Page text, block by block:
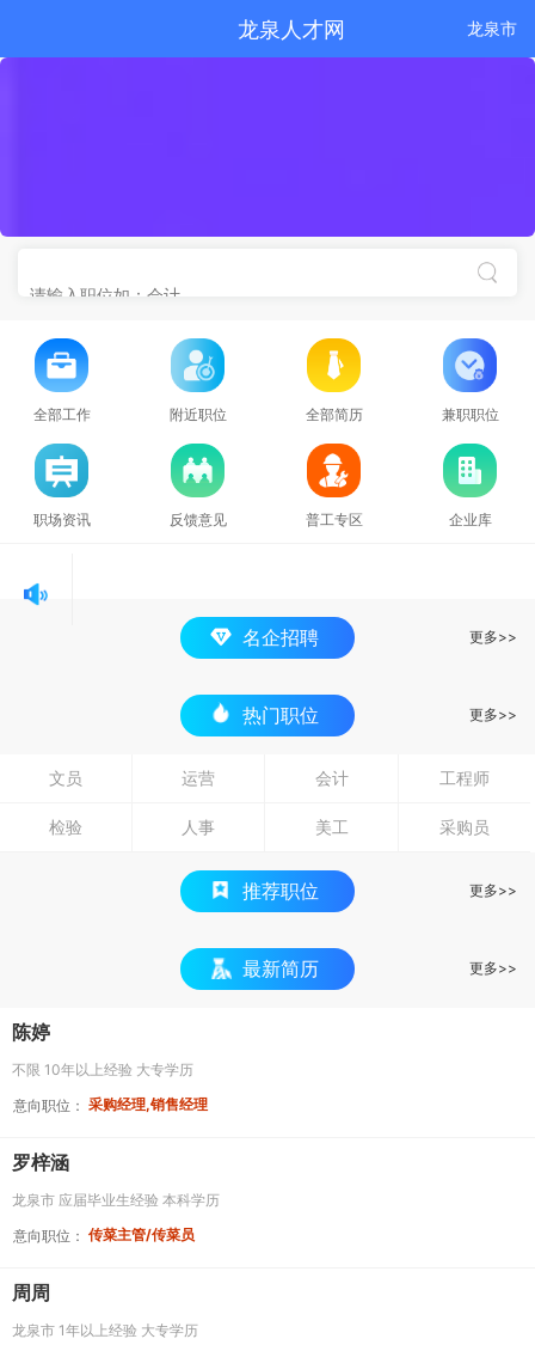
龙泉人才网 龙泉市
全部工作 附近职位 全部简历 兼职职位
职场资讯 反馈意见 普工专区 企业库
名企招聘 更多>>
热门职位 更多>>
文员 运营 会计 工程师
检验 人事 美工 采购员
推荐职位 更多>>
最新简历 更多>>
陈婷
不限 10年以上经验 大专学历
意向职位： 采购经理,销售经理
罗梓涵
龙泉市 应届毕业生经验 本科学历
意向职位： 传菜主管/传菜员
周周
龙泉市 1年以上经验 大专学历